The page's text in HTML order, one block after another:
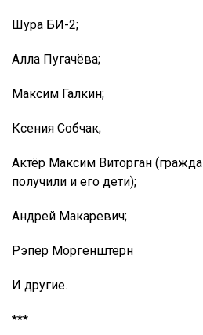
Шура БИ-2;
Алла Пугачёва;
Максим Галкин;
Ксения Собчак;
Актёр Максим Виторган
получили и его дети);
Андрей Макаревич;
Рэпер Моргенштерн
И другие.
***